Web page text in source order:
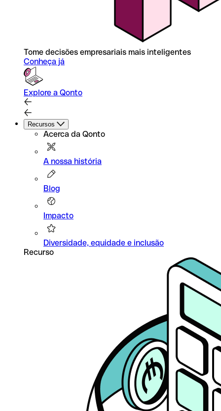
Tome decisões empresariais mais inteligentes
Conheça já
Explore a Qonto
Recursos
Acerca da Qonto
A nossa história
Blog
Impacto
Diversidade, equidade e inclusão
Recurso